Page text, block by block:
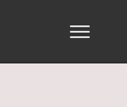
Toggle